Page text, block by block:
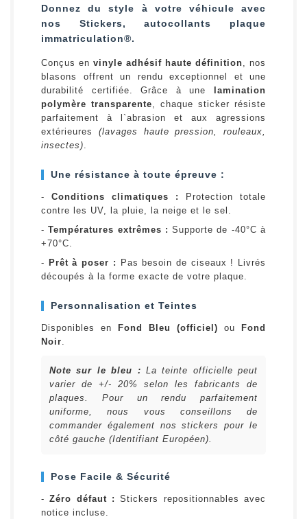
Donnez du style à votre véhicule avec
nos Stickers, autocollants plaque
immatriculation®.
Conçus en vinyle adhésif haute définition, nos
blasons offrent un rendu exceptionnel et une
durabilité certifiée. Grâce à une
lamination
polymère transparente, chaque sticker résiste
parfaitement à l`abrasion et aux agressions
extérieures (lavages haute pression, rouleaux,
insectes).
Une résistance à toute épreuve :
- Conditions climatiques :
Protection totale
contre les UV, la pluie, la neige et le sel.
-Températures extrêmes : Supporte de -40°C à
+70°C.
- Prêt à poser :
Pas besoin de ciseaux ! Livrés
découpés à la forme exacte de votre plaque.
Personnalisation et Teintes
Disponibles en Fond Bleu (officiel) ou
Fond
Noir.
Note sur le bleu : La teinte officielle peut
varier de +/- 20% selon les fabricants de
plaques. Pour un rendu parfaitement
uniforme, nous vous conseillons de
commander également nos stickers pour le
côté gauche (Identifiant Européen).
Pose Facile & Sécurité
-Zéro défaut : Stickers repositionnables avec
notice incluse.